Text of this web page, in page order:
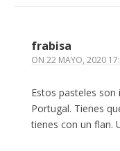
frabisa
ON 22 MAYO, 2020
Estos pasteles son
Portugal. Tienes
tienes con un flan.